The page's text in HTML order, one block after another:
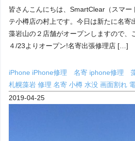
皆さんこんにちは、SmartClear（スマー
テ小樽店の村上です。今日は新たに名寄
藻岩山の２店舗がオープンしますので、
４/23よりオープン!名寄出張修理店 […]
iPhone iPhone修理 名寄 iphone修理
札幌藻岩修理名寄小樽 水没画面割れ
2019-04-25